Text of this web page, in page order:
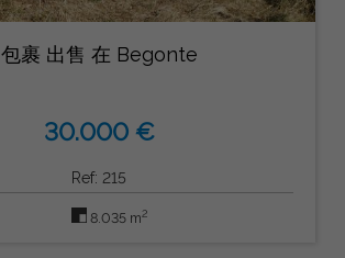
包裹 出售 在 Begonte
30.000 €
Ref: 215
8.035 m2